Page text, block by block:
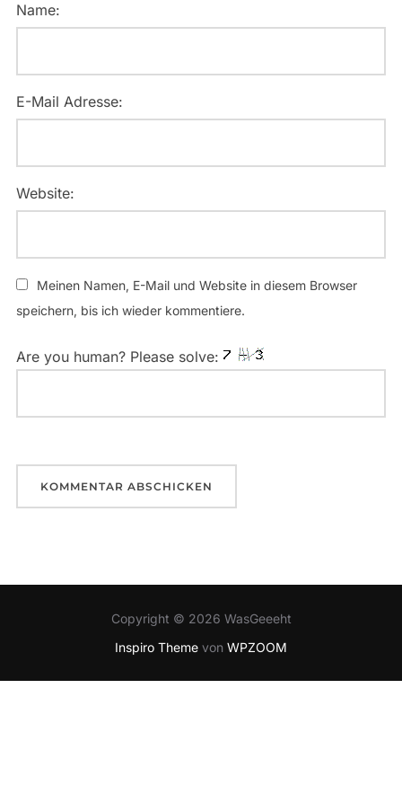
Name:
E-Mail Adresse:
Website:
Meinen Namen, E-Mail und Website in diesem Browser
speichern, bis ich wieder kommentiere.
Are you human? Please solve:
Copyright © 2026 WasGeeeht
Inspiro Theme von WPZOOM